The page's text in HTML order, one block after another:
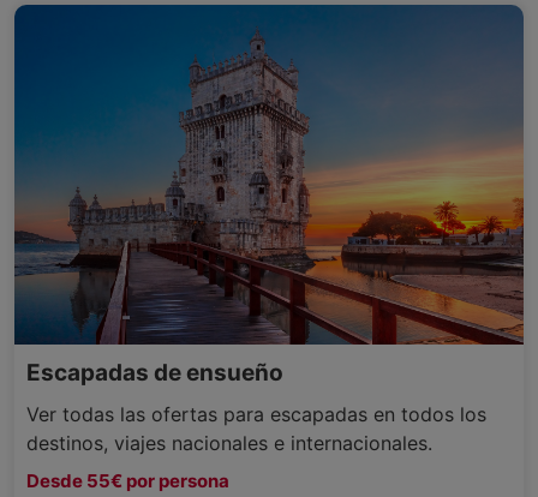
Escapadas de ensueño
Ver todas las ofertas para escapadas en todos los
destinos, viajes nacionales e internacionales.
Desde 55€ por persona